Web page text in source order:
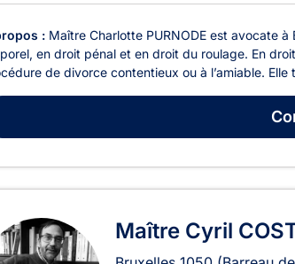
: Maître Charlotte PURNODE est avocate
en droit pénal et en droit du roulage. En
de divorce contentieux ou à l’amiable.
Maître Cyril